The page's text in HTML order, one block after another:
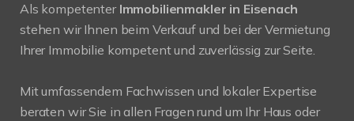
Als kompetenter Immobilienmakler in Eisenach
stehen wir Ihnen beim Verkauf und bei der Vermietung
Ihrer Immobilie kompetent und zuverlässig zur Seite.
Mit umfassendem Fachwissen und lokaler Expertise
beraten wir Sie in allen Fragen rund um Ihr Haus oder